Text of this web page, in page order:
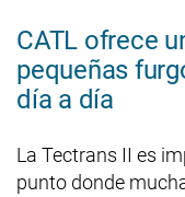
CATL ofrece
pequeñas
día a día
La Tectrans II es
punto donde